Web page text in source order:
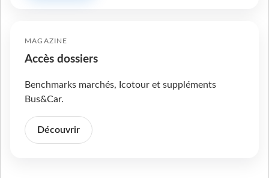
MAGAZINE
Accès dossiers
Benchmarks marchés, Icotour et suppléments
Bus&Car.
Découvrir